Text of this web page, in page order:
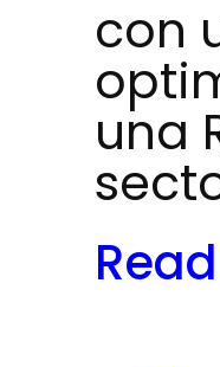
con
una